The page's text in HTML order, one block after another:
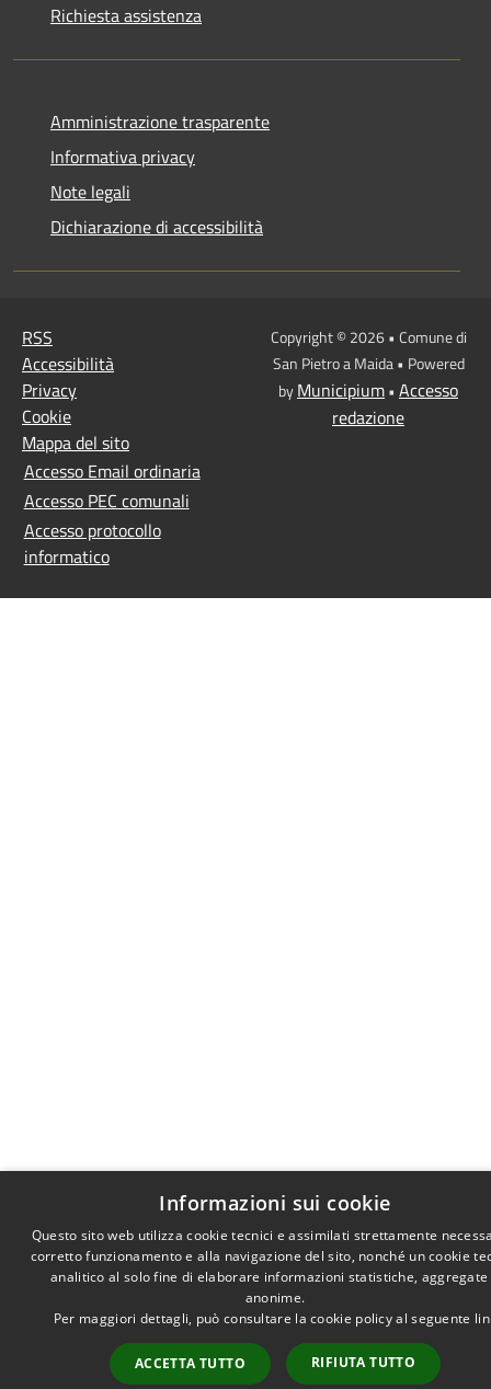
Richiesta assistenza
Amministrazione trasparente
Informativa privacy
Note legali
Dichiarazione di accessibilità
RSS
Accessibilità
Privacy
Cookie
Mappa del sito
Accesso Email ordinaria
Accesso PEC comunali
Accesso protocollo
informatico
Copyright © 2026 • Comune di
San Pietro a Maida • Powered
byMunicipium• Accesso
redazione
Informazioni sui cookie
Questo sito web utilizza cookie tecnici e assimilati strettamente
corretto funzionamento e alla navigazione del sito, nonché un cookie
analitico al solo fine di elaborare informazioni statistiche, aggregate
anonime.
Per maggiori dettagli, può consultare la cookie policy al seguente
ACCETTA TUTTO RIFIUTA TUTTO